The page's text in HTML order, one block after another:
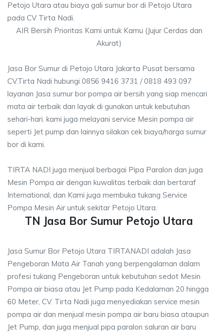
Petojo Utara atau biaya gali sumur bor di Petojo Utara
pada CV Tirta Nadi.
AIR Bersih Prioritas Kami untuk Kamu (Jujur Cerdas dan
Akurat)
Jasa Bor Sumur di Petojo Utara Jakarta Pusat bersama
CV.Tirta Nadi hubungi 0856 9416 3731 / 0818 493 097
layanan Jasa sumur bor pompa air bersih yang siap mencari
mata air terbaik dan layak di gunakan untuk kebutuhan
sehari-hari. kami juga melayani service Mesin pompa air
seperti Jet pump dan lainnya silakan cek biaya/harga sumur
bor di kami.
TIRTA NADI juga menjual berbagai Pipa Paralon dan juga
Mesin Pompa air dengan kuwalitas terbaik dan bertaraf
International, dan Kami juga membuka tukang Service
Pompa Mesin Air untuk sekitar Petojo Utara.
TN Jasa Bor Sumur Petojo Utara
Jasa Sumur Bor Petojo Utara TIRTANADI adalah Jasa
Pengeboran Mata Air Tanah yang berpengalaman dalam
profesi tukang Pengeboran untuk kebutuhan sedot Mesin
Pompa air biasa atau Jet Pump pada Kedalaman 20 hingga
60 Meter, CV. Tirta Nadi juga menyediakan service mesin
pompa air dan menjual mesin pompa air baru biasa ataupun
Jet Pump, dan juga menjual pipa paralon saluran air baru